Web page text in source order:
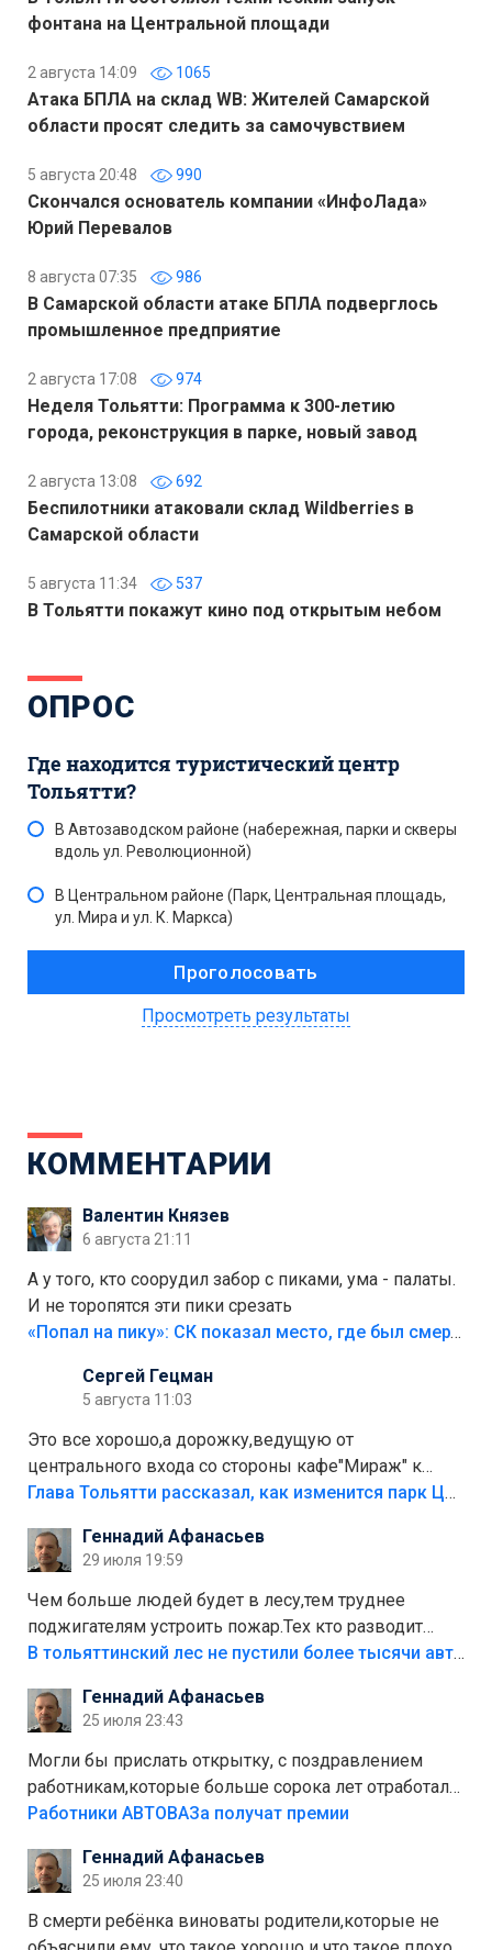
фонтана на Центральной площади
2 августа 14:09 1065
Атака БПЛА на склад WB: Жителей Самарской
области просят следить за самочувствием
5 августа 20:48 990
Скончался основатель компании «ИнфоЛада»
Юрий Перевалов
8 августа 07:35 986
В Самарской области атаке БПЛА подверглось
промышленное предприятие
2 августа 17:08 974
Неделя Тольятти: Программа к 300-летию
города, реконструкция в парке, новый завод
2 августа 13:08 692
Беспилотники атаковали склад Wildberries в
Самарской области
5 августа 11:34 537
В Тольятти покажут кино под открытым небом
ОПРОС
Где находится туристический центр
Тольятти?
В Автозаводском районе (набережная, парки и скверы
вдоль ул. Революционной)
В Центральном районе (Парк, Центральная площадь,
ул. Мира и ул. К. Маркса)
Просмотреть результаты
КОММЕНТАРИИ
Валентин Князев
6 августа 21:11
А у того, кто соорудил забор с пиками, ума - палаты.
И не торопятся эти пики срезать
«Попал на пику»: СК показал место, где был смертельно травмирован ребенок в Тольятти
Сергей Гецман
5 августа 11:03
Это все хорошо,а дорожку,ведущую от
центрального входа со стороны кафе"Мираж" к
аттракционам слабо доделать?А то бордюры
лежала в парке и испортилась.Да еще,видимо,часть
украли.
Глава Тольятти рассказал, как изменится парк Центрального района
Геннадий Афанасьев
29 июля 19:59
Чем больше людей будет в лесу,тем труднее
поджигателям устроить пожар.Тех кто разводит
костры,тех надо безбожно штрафовать.Камер полно
Штрафы мизерные.
В тольяттинский лес не пустили более тысячи автомобилей
Геннадий Афанасьев
25 июля 23:43
Могли бы прислать открытку, с поздравлением
работникам,которые больше сорока лет отработали
на предприятии.
Работники АВТОВАЗа получат премии
Геннадий Афанасьев
25 июля 23:40
В смерти ребёнка виноваты родители,которые не